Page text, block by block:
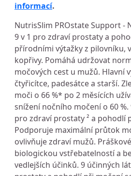
informací.
NutrisSlim PROstate Support -
9 v 1 pro zdraví prostaty a
přírodními výtažky z pilovníku,
kopřivy. Pomáhá udržovat
močových cest u mužů. Hlavní
čtyřicítce, padesátce a starší.
moči o 66 %* po 2 měsících
snížení nočního močení o 60
pro zdraví prostaty ² a pohodlí
Podporuje maximální průtok
ovlivňuje zdraví mužů.
biologickou vstřebatelností a
vedlejších účinků. 9 účinných